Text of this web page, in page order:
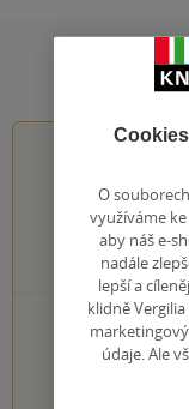
O
využíváme
aby náš e-
nadále
lepší a
klidně
údaje. Ale